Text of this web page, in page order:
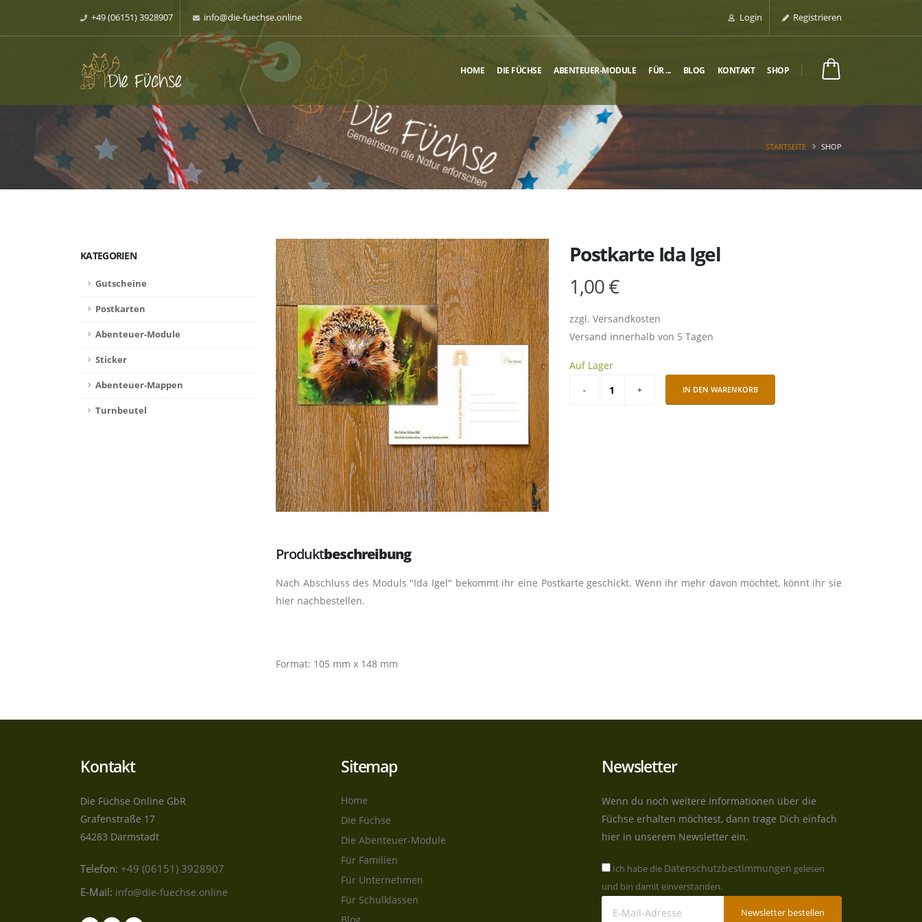
+49 (06151) 3928907 info@die-fuechse.online Login Registrieren
HOME DIE FÜCHSE ABENTEUER-MODULE FÜR ... BLOG KONTAKT SHOP
STARTSEITE SHOP
KATEGORIEN
Gutscheine
Postkarten
Abenteuer-Module
Sticker
Abenteuer-Mappen
Turnbeutel
Postkarte Ida Igel
1,00 €
zzgl. Versandkosten
Versand innerhalb von 5 Tagen
Auf Lager
IN DEN WARENKORB
Produktbeschreibung
Nach Abschluss des Moduls "Ida Igel" bekommt ihr eine Postkarte geschickt. Wenn ihr mehr davon möchtet, könnt ihr sie
hier nachbestellen.
Format: 105 mm x 148 mm
Kontakt
Die Füchse Online GbR
Grafenstraße 17
64283 Darmstadt
Telefon: +49 (06151) 3928907
E-Mail: info@die-fuechse.online
Sitemap
Home
Die Füchse
Die Abenteuer-Module
Für Familien
Für Unternehmen
Für Schulklassen
Blog
Newsletter
Wenn du noch weitere Informationen über die
Füchse erhalten möchtest, dann trage Dich einfach
hier in unserem Newsletter ein.
Ich habe die Datenschutzbestimmungen gelesen
und bin damit einverstanden.
Newsletter bestellen